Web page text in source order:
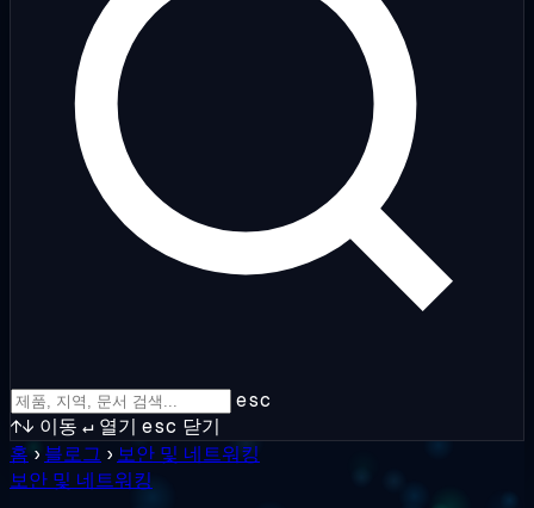
esc
↑↓ 이동 ↵ 열기 esc 닫기
홈 › 블로그 › 보안 및 네트워킹
보안 및 네트워킹